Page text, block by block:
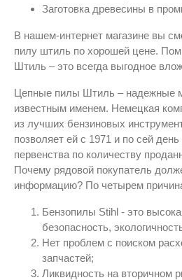
Заготовка древесины в
В нашем-интернет магазине вы
пилу штиль по хорошей цене.
Штиль – это всегда выгодное
Цепные пилы Штиль – надежные
известным именем. Немецкая
из лучших бензиновых
позволяет ей с 1971 и по сей
первенства по количеству
Почему рядовой покупатель
информацию? По четырем
Бензопилы Stihl - это
безопасность,
Нет проблем с поиском
запчастей;
Ликвидность на вторичном